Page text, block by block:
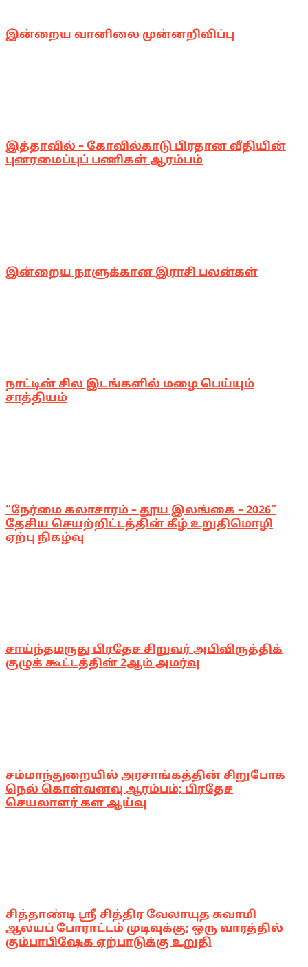
இன்றைய வானிலை முன்னறிவிப்பு
இத்தாவில் – கோவில்காடு பிரதான வீதியின்
புனரமைப்புப் பணிகள் ஆரம்பம்
இன்றைய நாளுக்கான இராசி பலன்கள்
நாட்டின் சில இடங்களில் மழை பெய்யும்
சாத்தியம்
“நேர்மை கலாசாரம் – தூய இலங்கை – 2026”
தேசிய செயற்றிட்டத்தின் கீழ் உறுதிமொழி
ஏற்பு நிகழ்வு
சாய்ந்தமருது பிரதேச சிறுவர் அபிவிருத்திக்
குழுக் கூட்டத்தின் 2ஆம் அமர்வு
சம்மாந்துறையில் அரசாங்கத்தின் சிறுபோக
நெல் கொள்வனவு ஆரம்பம்; பிரதேச
செயலாளர் கள ஆய்வு
சித்தாண்டி ஸ்ரீ சித்திர வேலாயுத சுவாமி
ஆலயப் போராட்டம் முடிவுக்கு; ஒரு வாரத்தில்
கும்பாபிஷேக ஏற்பாடுக்கு உறுதி